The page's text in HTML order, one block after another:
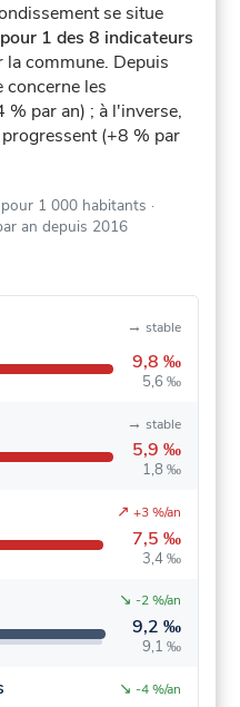
se situe
1 des 8 indicateurs
la commune. Depuis
concerne les
par an) ; à l'inverse,
(+8 % par
1 000 habitants ·
an depuis 2016
9,8 ‰
5,6 ‰
→ stable
5,9 ‰
1,8 ‰
→ stable
7,5 ‰
3,4 ‰
↗ +3 %/an
9,2 ‰
9,1 ‰
↘ -2 %/an
↘ -4 %/an